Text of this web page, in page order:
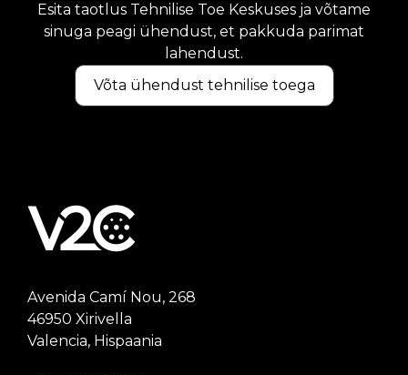
Esita taotlus Tehnilise Toe Keskuses ja võtame
sinuga peagi ühendust, et pakkuda parimat
lahendust.
Võta ühendust tehnilise toega
Avenida Camí Nou, 268
46950 Xirivella
Valencia, Hispaania